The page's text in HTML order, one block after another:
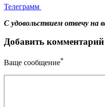
Телеграмм
С удовольствием отвечу на
Добавить комментарий
Ваще сообщение*